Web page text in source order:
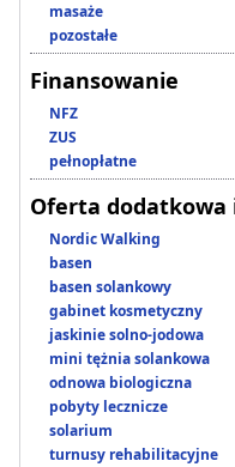
masaże
pozostałe
Finansowanie
NFZ
ZUS
pełnopłatne
Oferta dodatkowa
Nordic Walking
basen
basen solankowy
gabinet kosmetyczny
jaskinie solno-jodowa
mini tężnia solankowa
odnowa biologiczna
pobyty lecznicze
solarium
turnusy rehabilitacyjne